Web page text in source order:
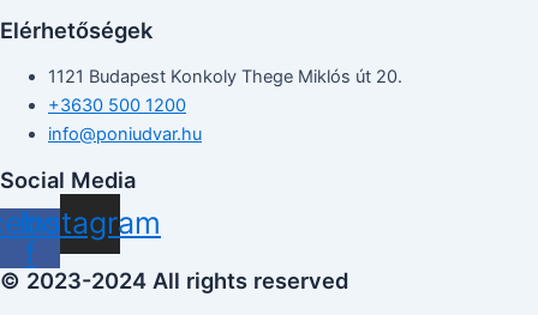
Elérhetőségek
1121 Budapest Konkoly Thege Miklós út 20.
+3630 500 1200
info@poniudvar.hu
Social Media
f
Instagram
© 2023-2024 All rights reserved